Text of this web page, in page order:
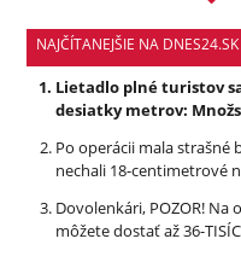
NAJČÍTANEJŠIE NA DNES24.SK
Lietadlo plné turistov sa
desiatky metrov:
Po operácii mala strašné
nechali 18-centimetrové
Dovolenkári, POZOR! Na
môžete dostať až 36-